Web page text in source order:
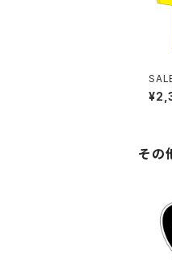
llow
その